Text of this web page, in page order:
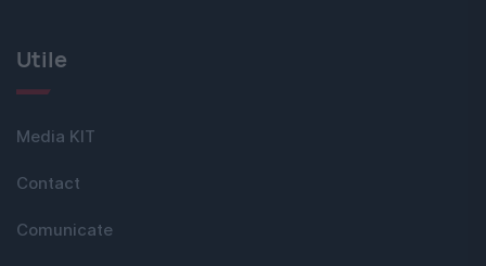
Utile
Media KIT
Contact
Comunicate